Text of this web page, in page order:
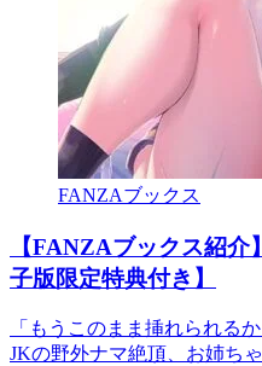
FANZAブックス
【FANZAブックス紹
子版限定特典付き】
「もうこのまま挿れられ
JKの野外ナマ絶頂、お姉ち